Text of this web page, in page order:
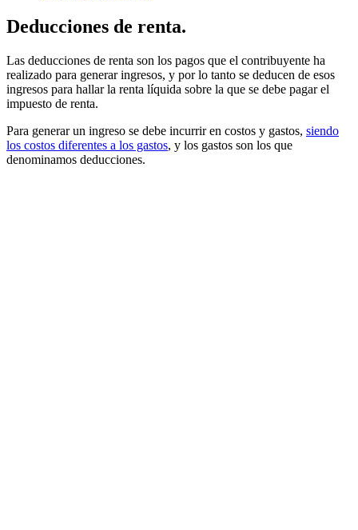
Deducciones de renta.
Las deducciones de renta son los pagos que el contribuyente ha
realizado para generar ingresos, y por lo tanto se deducen de esos
ingresos para hallar la renta líquida sobre la que se debe pagar el
impuesto de renta.
Para generar un ingreso se debe incurrir en costos y gastos, siendo
los costos diferentes a los gastos, y los gastos son los que
denominamos deducciones.